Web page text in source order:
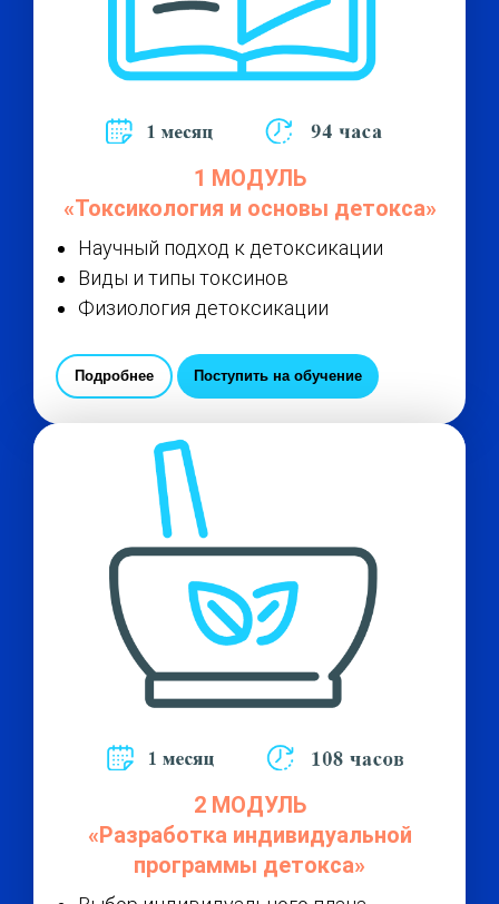
1 МОДУЛЬ
«Токсикология и основы детокса»
Научный подход к детоксикации
Виды и типы токсинов
Физиология детоксикации
Подробнее Поступить на обучение
2 МОДУЛЬ
«Разработка индивидуальной
программы детокса»